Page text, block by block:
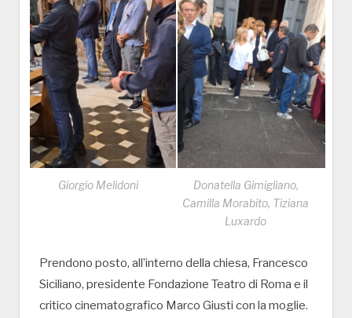
Giorgio Melidoni
Donatella Gimigliano,
Camilla Morabito, Tiziana
Luxardo
Prendono posto, all’interno della chiesa, Francesco
Siciliano, presidente Fondazione Teatro di Roma e il
critico cinematografico Marco Giusti con la moglie.